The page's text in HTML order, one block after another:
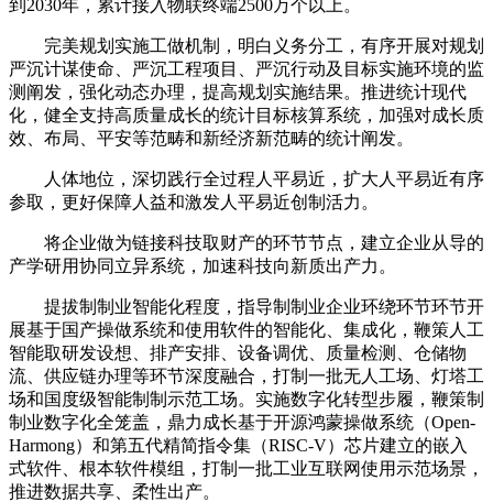
到2030年，累计接入物联终端2500万个以上。
完美规划实施工做机制，明白义务分工，有序开展对规划
严沉计谋使命、严沉工程项目、严沉行动及目标实施环境的监
测阐发，强化动态办理，提高规划实施结果。推进统计现代
化，健全支持高质量成长的统计目标核算系统，加强对成长质
效、布局、平安等范畴和新经济新范畴的统计阐发。
人体地位，深切践行全过程人平易近，扩大人平易近有序
参取，更好保障人益和激发人平易近创制活力。
将企业做为链接科技取财产的环节节点，建立企业从导的
产学研用协同立异系统，加速科技向新质出产力。
提拔制制业智能化程度，指导制制业企业环绕环节环节开
展基于国产操做系统和使用软件的智能化、集成化，鞭策人工
智能取研发设想、排产安排、设备调优、质量检测、仓储物
流、供应链办理等环节深度融合，打制一批无人工场、灯塔工
场和国度级智能制制示范工场。实施数字化转型步履，鞭策制
制业数字化全笼盖，鼎力成长基于开源鸿蒙操做系统（Open-
Harmong）和第五代精简指令集（RISC-V）芯片建立的嵌入
式软件、根本软件模组，打制一批工业互联网使用示范场景，
推进数据共享、柔性出产。